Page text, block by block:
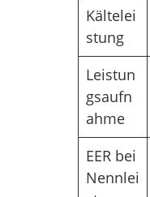
Kältelei
stung
Leistun
gsaufn
ahme
EER bei
Nennlei